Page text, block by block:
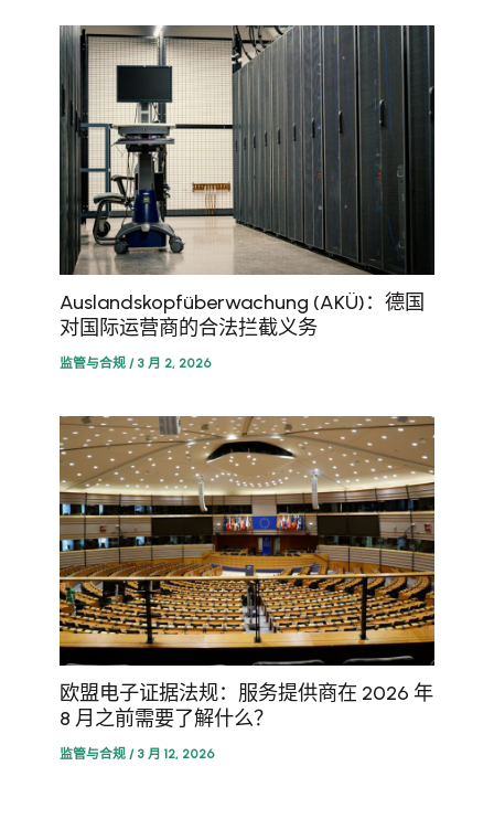
Auslandskopfüberwachung (AKÜ)：德国
对国际运营商的合法拦截义务
监管与合规 / 3 月 2, 2026
欧盟电子证据法规：服务提供商在 2026 年
8 月之前需要了解什么？
监管与合规 / 3 月 12, 2026
Portuguese